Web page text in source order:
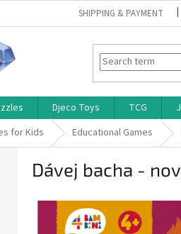
SHIPPING & PAYMENT
Djeco Toys TCG
for Kids Educational Games
Dávej bacha -